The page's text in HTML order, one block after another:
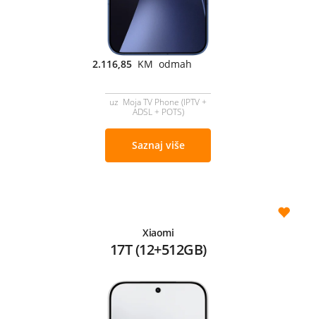
2.116,85 KM odmah
uz Moja TV Phone (IPTV +
ADSL + POTS)
Saznaj više
Xiaomi
17T (12+512GB)